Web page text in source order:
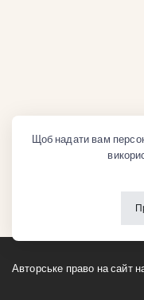
Авторське право на сайт
Щоб надати вам